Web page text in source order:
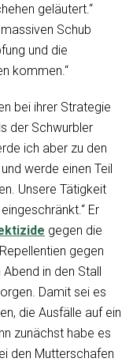
geläutert.“
Schub
und die
kommen.“
bei ihrer Strategie
der Schwurbler
ich aber zu den
werde einen Teil
Unsere Tätigkeit
Er
gegen die
gegen
in den Stall
Damit sei es
die Ausfälle auf ein
zunächst habe es
den Mutterschafen